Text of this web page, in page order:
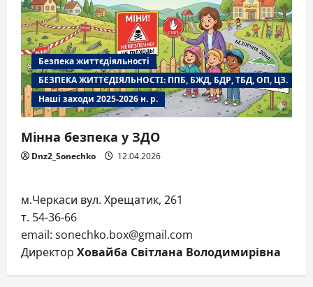
Безпека життєдіяльності
БЕЗПЕКА ЖИТТЄДІЯЛЬНОСТІ: ППБ, БЖД, БДР, ТБД, ОП, ЦЗ.
Наші заходи 2025-2026 н. р.
Мінна безпека у ЗДО
Dnz2_Sonechko 12.04.2026
м.Черкаси вул. Хрещатик, 261
т. 54-36-66
email: sonechko.box@gmail.com
Директор Ховайба Світлана Володимирівна